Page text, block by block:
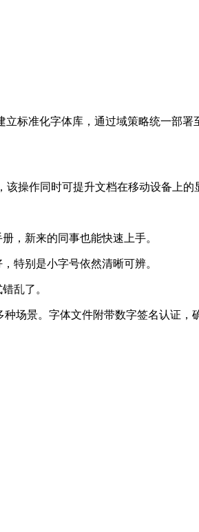
标准化字体库，通过域策略统一部
操作同时可提升文档在移动设备上的
，新来的同事也能快速上手。
特别是小字号依然清晰可辨。
乱了。
场景。字体文件附带数字签名认证